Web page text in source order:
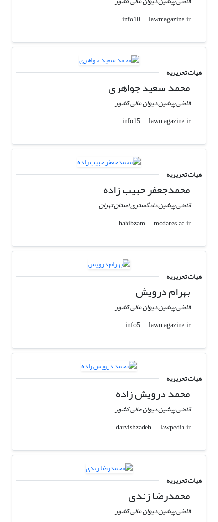
info10
lawmagazine.ir
هیات تحریریه
محمد سعید جواهری
قاضی پیشین دیوان عالی کشور
info15
lawmagazine.ir
هیات تحریریه
محمدجعفر حبیب زاده
قاضی پیشین دادگستری استان تهران
habibzam
modares.ac.ir
هیات تحریریه
بهرام درویش
قاضی پیشین دیوان عالی کشور
info5
lawmagazine.ir
هیات تحریریه
محمد درویش زاده
قاضی پیشین دیوان عالی کشور
darvishzadeh
lawpedia.ir
هیات تحریریه
محمدرضا زندی
قاضی پیشین دیوان عالی کشور